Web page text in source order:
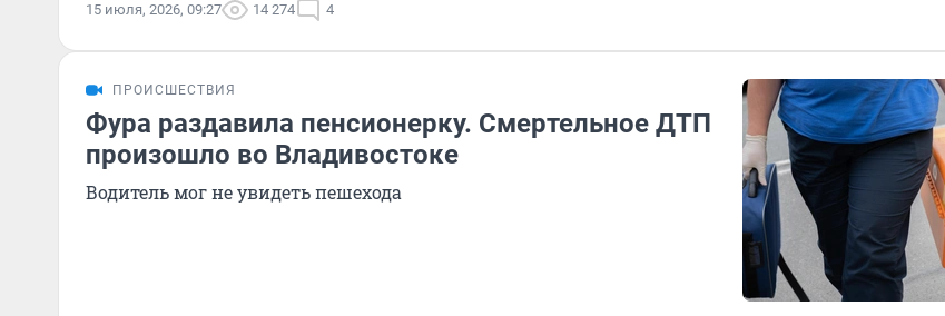
15 июля, 2026, 09:27 14 274 4
ПРОИСШЕСТВИЯ
Фура раздавила пенсионерку. Смертельное ДТП
произошло во Владивостоке
Водитель мог не увидеть пешехода